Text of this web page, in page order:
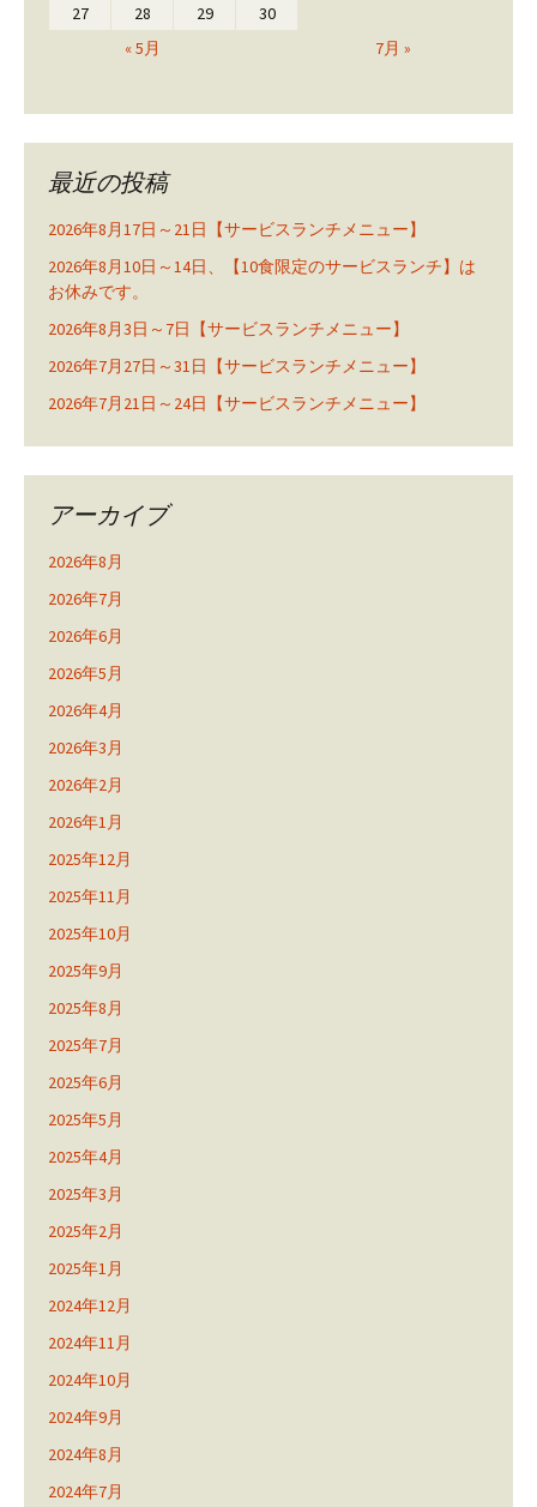
« 5月 7月 »
27
28 29 30
最近の投稿
2026年8月17日～21日【サービスランチメニュー】
2026年8月10日～14日、【10食限定のサービスランチ】は
お休みです。
2026年8月3日～7日【サービスランチメニュー】
2026年7月27日～31日【サービスランチメニュー】
2026年7月21日～24日【サービスランチメニュー】
アーカイブ
2026年8月
2026年7月
2026年6月
2026年5月
2026年4月
2026年3月
2026年2月
2026年1月
2025年12月
2025年11月
2025年10月
2025年9月
2025年8月
2025年7月
2025年6月
2025年5月
2025年4月
2025年3月
2025年2月
2025年1月
2024年12月
2024年11月
2024年10月
2024年9月
2024年8月
2024年7月